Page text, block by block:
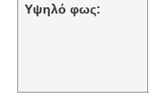
Υψηλό φως: